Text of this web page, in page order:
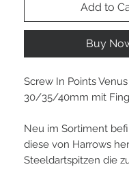
Add to
Buy
Screw In Points Venus
30/35/40mm mit
Neu im Sortiment
diese von Harrows
Steeldartspitzen die